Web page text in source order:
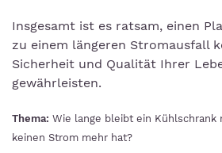
Insgesamt ist es ratsam, einen
zu einem längeren Stromausfall
Sicherheit und Qualität Ihrer
gewährleisten.
Thema: Wie lange bleibt ein Kühlschrank
keinen Strom mehr hat?